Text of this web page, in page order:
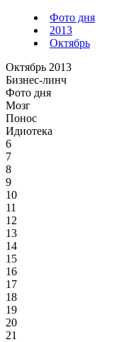
Фото дня
2013
Октябрь
Октябрь 2013
Бизнес-линч
Фото дня
Мозг
Понос
Идиотека
6
7
8
9
10
11
12
13
14
15
16
17
18
19
20
21